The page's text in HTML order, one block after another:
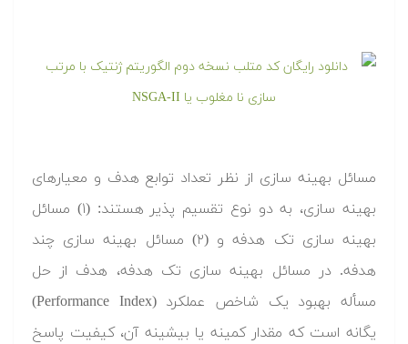
مسائل بهینه سازی از نظر تعداد توابع هدف و معیارهای
بهینه سازی، به دو نوع تقسیم پذیر هستند: (۱) مسائل
بهینه سازی تک هدفه و (۲) مسائل بهینه سازی چند
هدفه. در مسائل بهینه سازی تک هدفه، هدف از حل
مسأله بهبود یک شاخص عملکرد (Performance Index)
یگانه است که مقدار کمینه یا بیشینه آن، کیفیت پاسخ